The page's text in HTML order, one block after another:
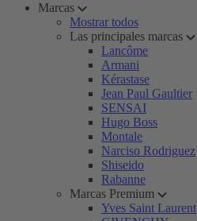
Marcas
Mostrar todos
Las principales marcas
Lancôme
Armani
Kérastase
Jean Paul Gaultier
SENSAI
Hugo Boss
Montale
Narciso Rodriguez
Shiseido
Rabanne
Marcas Premium
Yves Saint Laurent